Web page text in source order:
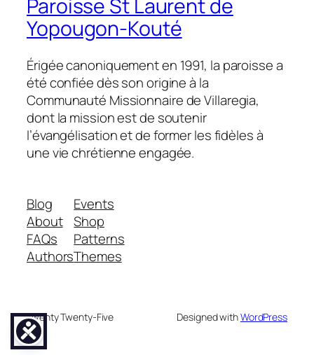
Paroisse St Laurent de
Yopougon-Kouté
Érigée canoniquement en 1991, la paroisse a
été confiée dès son origine à la
Communauté Missionnaire de Villaregia,
dont la mission est de soutenir
l’évangélisation et de former les fidèles à
une vie chrétienne engagée.
Blog
About
FAQs
Authors
Events
Shop
Patterns
Themes
Twenty Twenty-Five Designed withWordPress